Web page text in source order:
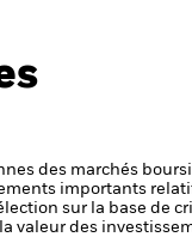
des marchés
importants
sur la base de
valeur des